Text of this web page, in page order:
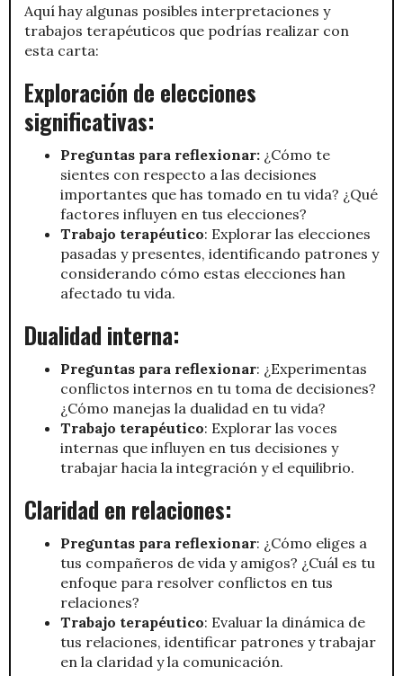
Aquí hay algunas posibles interpretaciones y
trabajos terapéuticos que podrías realizar con
esta carta:
Exploración de elecciones
significativas:
Preguntas para reflexionar: ¿Cómo te
sientes con respecto a las decisiones
importantes que has tomado en tu vida? ¿Qué
factores influyen en tus elecciones?
Trabajo terapéutico: Explorar las elecciones
pasadas y presentes, identificando patrones y
considerando cómo estas elecciones han
afectado tu vida.
Dualidad interna:
Preguntas para reflexionar: ¿Experimentas
conflictos internos en tu toma de decisiones?
¿Cómo manejas la dualidad en tu vida?
Trabajo terapéutico: Explorar las voces
internas que influyen en tus decisiones y
trabajar hacia la integración y el equilibrio.
Claridad en relaciones:
Preguntas para reflexionar: ¿Cómo eliges a
tus compañeros de vida y amigos? ¿Cuál es tu
enfoque para resolver conflictos en tus
relaciones?
Trabajo terapéutico: Evaluar la dinámica de
tus relaciones, identificar patrones y trabajar
en la claridad y la comunicación.